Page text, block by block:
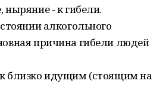
ныряние - к гибели.
алкогольного
причина гибели людей
близко идущим (стоящим на